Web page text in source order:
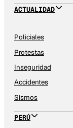
ACTUALIDAD
Policiales
Protestas
Inseguridad
Accidentes
Sismos
PERÚ